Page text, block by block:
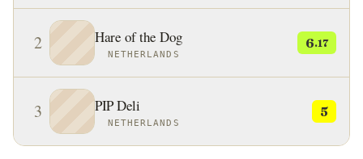
nativos americanos, que as faziam primeiro com fubá
moído que era então cozido em pedras quentes.
2 Hare of the Dog
NETHERLANDS
6.17
3 PIP Deli
NETHERLANDS
5